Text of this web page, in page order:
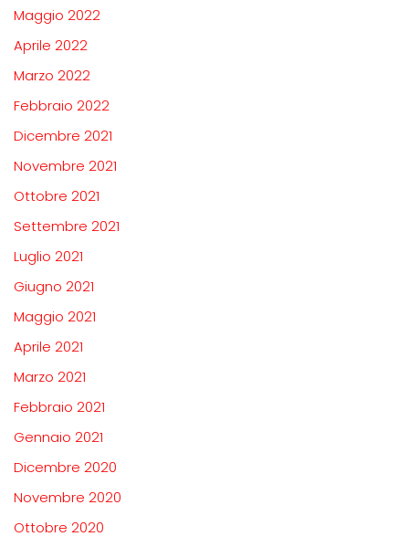
Maggio 2022
Aprile 2022
Marzo 2022
Febbraio 2022
Dicembre 2021
Novembre 2021
Ottobre 2021
Settembre 2021
Luglio 2021
Giugno 2021
Maggio 2021
Aprile 2021
Marzo 2021
Febbraio 2021
Gennaio 2021
Dicembre 2020
Novembre 2020
Ottobre 2020